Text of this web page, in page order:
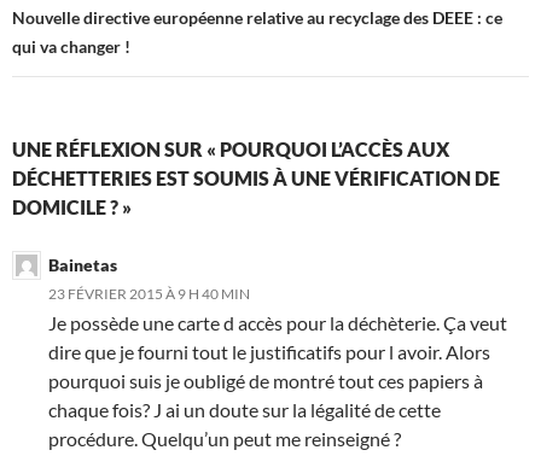
Nouvelle directive européenne relative au recyclage des DEEE : ce
qui va changer !
UNE RÉFLEXION SUR « POURQUOI L’ACCÈS AUX
DÉCHETTERIES EST SOUMIS À UNE VÉRIFICATION DE
DOMICILE ? »
Bainetas
23 FÉVRIER 2015 À 9 H 40 MIN
Je possède une carte d accès pour la déchèterie. Ça veut
dire que je fourni tout le justificatifs pour l avoir. Alors
pourquoi suis je oubligé de montré tout ces papiers à
chaque fois? J ai un doute sur la légalité de cette
procédure. Quelqu’un peut me reinseigné ?